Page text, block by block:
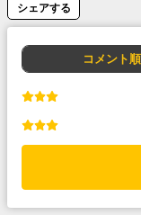
シェアする
コメント順